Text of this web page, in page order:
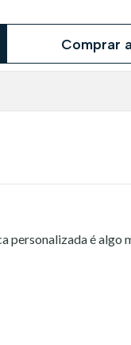
Comprar
personalizada é algo